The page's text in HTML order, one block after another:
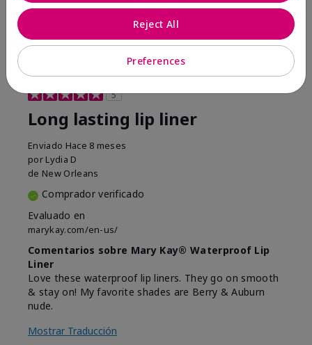
9 1
Marcar esta opinión
5
Long lasting lip liner
Enviado Hace 8 meses
por Lydia D
de New Orleans
Comprador verificado
Evaluado en
marykay.com/en-us/
Comentarios sobre Mary Kay® Waterproof Lip
Liner
Love these waterproof lip liners. They go on smooth
& stay on! My favorite shades are Berry & Auburn
nude.
Mostrar Traducción
Preferences
Reject All